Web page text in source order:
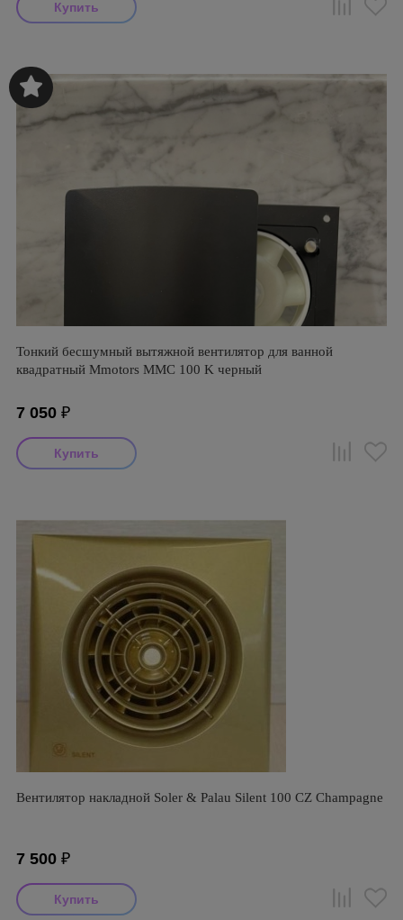
Тонкий бесшумный вытяжной вентилятор для ванной
квадратный Mmotors ММC 100 K черный
7 050 ₽
Вентилятор накладной Soler & Palau Silent 100 CZ Champagne
7 500 ₽